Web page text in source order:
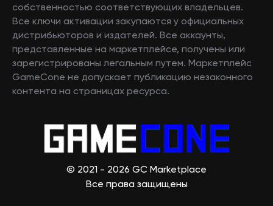
собственностью соответствующих владельцев.
Все ключи активации закупаются у официальных
дистрибьюторов и издателей. Все аккаунты,
представленные на маркетплейсе, получены или
зарегистрированы легальным путем. Маркетплейс
GameCone не допускает публикацию незаконного
контента на страницах ресурса.
© 2021 - 2026 GC Marketplace
Все права защищены